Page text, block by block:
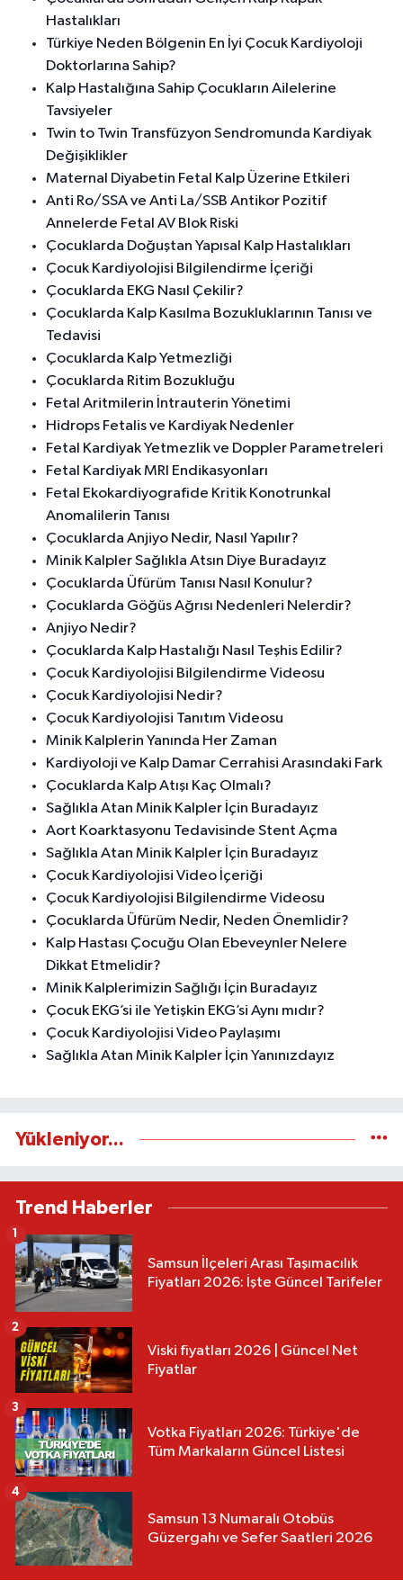
Hastalıkları
Türkiye Neden Bölgenin En İyi Çocuk Kardiyoloji
Doktorlarına Sahip?
Kalp Hastalığına Sahip Çocukların Ailelerine
Tavsiyeler
Twin to Twin Transfüzyon Sendromunda Kardiyak
Değişiklikler
Maternal Diyabetin Fetal Kalp Üzerine Etkileri
Anti Ro/SSA ve Anti La/SSB Antikor Pozitif
Annelerde Fetal AV Blok Riski
Çocuklarda Doğuştan Yapısal Kalp Hastalıkları
Çocuk Kardiyolojisi Bilgilendirme İçeriği
Çocuklarda EKG Nasıl Çekilir?
Çocuklarda Kalp Kasılma Bozukluklarının Tanısı ve
Tedavisi
Çocuklarda Kalp Yetmezliği
Çocuklarda Ritim Bozukluğu
Fetal Aritmilerin İntrauterin Yönetimi
Hidrops Fetalis ve Kardiyak Nedenler
Fetal Kardiyak Yetmezlik ve Doppler Parametreleri
Fetal Kardiyak MRI Endikasyonları
Fetal Ekokardiyografide Kritik Konotrunkal
Anomalilerin Tanısı
Çocuklarda Anjiyo Nedir, Nasıl Yapılır?
Minik Kalpler Sağlıkla Atsın Diye Buradayız
Çocuklarda Üfürüm Tanısı Nasıl Konulur?
Çocuklarda Göğüs Ağrısı Nedenleri Nelerdir?
Anjiyo Nedir?
Çocuklarda Kalp Hastalığı Nasıl Teşhis Edilir?
Çocuk Kardiyolojisi Bilgilendirme Videosu
Çocuk Kardiyolojisi Nedir?
Çocuk Kardiyolojisi Tanıtım Videosu
Minik Kalplerin Yanında Her Zaman
Kardiyoloji ve Kalp Damar Cerrahisi Arasındaki Fark
Çocuklarda Kalp Atışı Kaç Olmalı?
Sağlıkla Atan Minik Kalpler İçin Buradayız
Aort Koarktasyonu Tedavisinde Stent Açma
Sağlıkla Atan Minik Kalpler İçin Buradayız
Çocuk Kardiyolojisi Video İçeriği
Çocuk Kardiyolojisi Bilgilendirme Videosu
Çocuklarda Üfürüm Nedir, Neden Önemlidir?
Kalp Hastası Çocuğu Olan Ebeveynler Nelere
Dikkat Etmelidir?
Minik Kalplerimizin Sağlığı İçin Buradayız
Çocuk EKG’si ile Yetişkin EKG’si Aynı mıdır?
Çocuk Kardiyolojisi Video Paylaşımı
Sağlıkla Atan Minik Kalpler İçin Yanınızdayız
Yükleniyor...
Trend Haberler
Samsun İlçeleri Arası Taşımacılık
Fiyatları 2026: İşte Güncel Tarifeler
1
Viski fiyatları 2026 | Güncel Net
Fiyatlar
2
Votka Fiyatları 2026: Türkiye'de
Tüm Markaların Güncel Listesi
3
Samsun 13 Numaralı Otobüs
Güzergahı ve Sefer Saatleri 2026
4